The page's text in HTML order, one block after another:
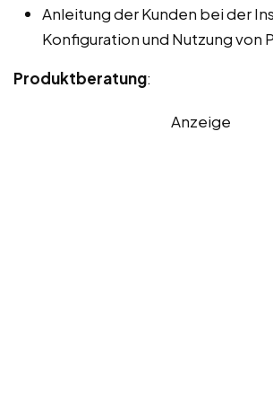
Anleitung der Kunden bei der
Konfiguration und Nutzung von
Produktberatung:
Anzeige